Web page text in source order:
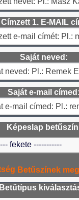
Címzett 1. E-MAIL
Saját neved:
Saját e-mail címed:
Képeslap
Betűszínek
Betűtípus